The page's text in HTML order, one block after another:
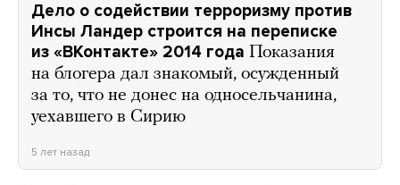
Дело о содействии терроризму против
Инсы Ландер строится на переписке
из «ВКонтакте» 2014 года Показания
на блогера дал знакомый, осужденный
за то, что не донес на односельчанина,
уехавшего в Сирию
5 лет назад